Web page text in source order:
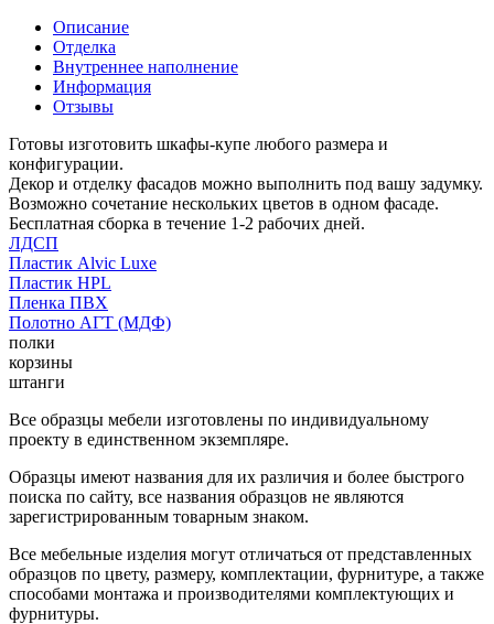
Описание
Отделка
Внутреннее наполнение
Информация
Отзывы
Готовы изготовить шкафы-купе любого размера и
конфигурации.
Декор и отделку фасадов можно выполнить под вашу задумку.
Возможно сочетание нескольких цветов в одном фасаде.
Бесплатная сборка в течение 1-2 рабочих дней.
ЛДСП
Пластик Alvic Luxe
Пластик HPL
Пленка ПВХ
Полотно АГТ (МДФ)
полки
корзины
штанги
Все образцы мебели изготовлены по индивидуальному
проекту в единственном экземпляре.
Образцы имеют названия для их различия и более быстрого
поиска по сайту, все названия образцов не являются
зарегистрированным товарным знаком.
Все мебельные изделия могут отличаться от представленных
образцов по цвету, размеру, комплектации, фурнитуре, а также
способами монтажа и производителями комплектующих и
фурнитуры.